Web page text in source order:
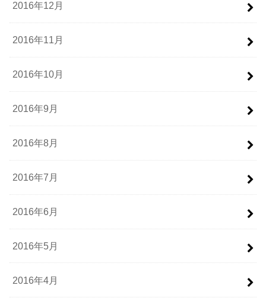
2016年12月
2016年11月
2016年10月
2016年9月
2016年8月
2016年7月
2016年6月
2016年5月
2016年4月